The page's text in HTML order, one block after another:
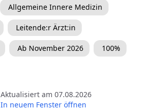
Allgemeine Innere Medizin
Leitende:r Ärzt:in
Ab November 2026 100%
Aktualisiert am 07.08.2026
In neuem Fenster öffnen